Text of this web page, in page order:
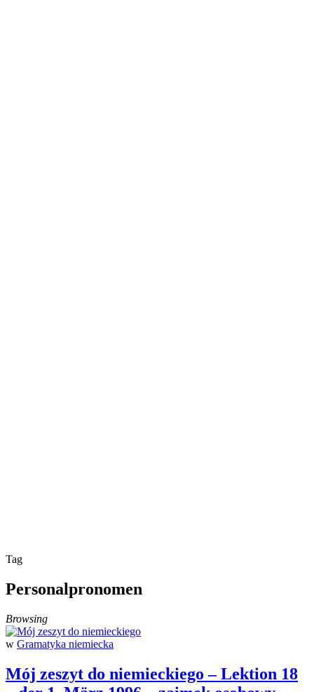
Tag
Personalpronomen
Browsing
w Gramatyka niemiecka
Mój zeszyt do niemieckiego – Lektion 18